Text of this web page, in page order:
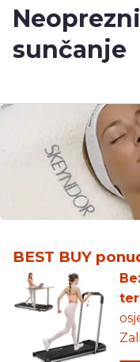
sunčanje
BEST BUY